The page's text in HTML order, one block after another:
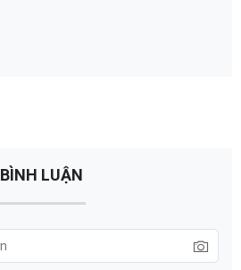
BÌNH LUẬN